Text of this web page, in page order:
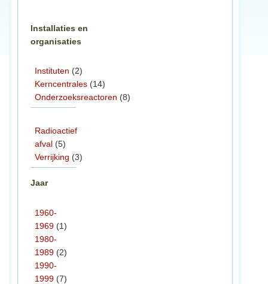
Installaties en
organisaties
Instituten (2)
Kerncentrales (14)
Onderzoeksreactoren (8)
Radioactief
afval (5)
Verrijking (3)
Jaar
1960-
1969 (1)
1980-
1989 (2)
1990-
1999 (7)